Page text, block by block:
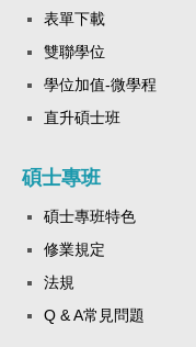
表單下載
雙聯學位
學位加值-微學程
直升碩士班
碩士專班
碩士專班特色
修業規定
法規
Q & A常見問題